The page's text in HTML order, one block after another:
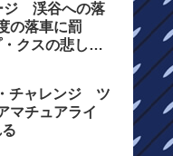
ジ 渓谷への落
の落車に罰
クスの悲しい
チャレンジ ツ
マチュアライ